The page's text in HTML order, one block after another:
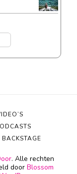
. Alle rechten
door Blossom
BACKSTAGE